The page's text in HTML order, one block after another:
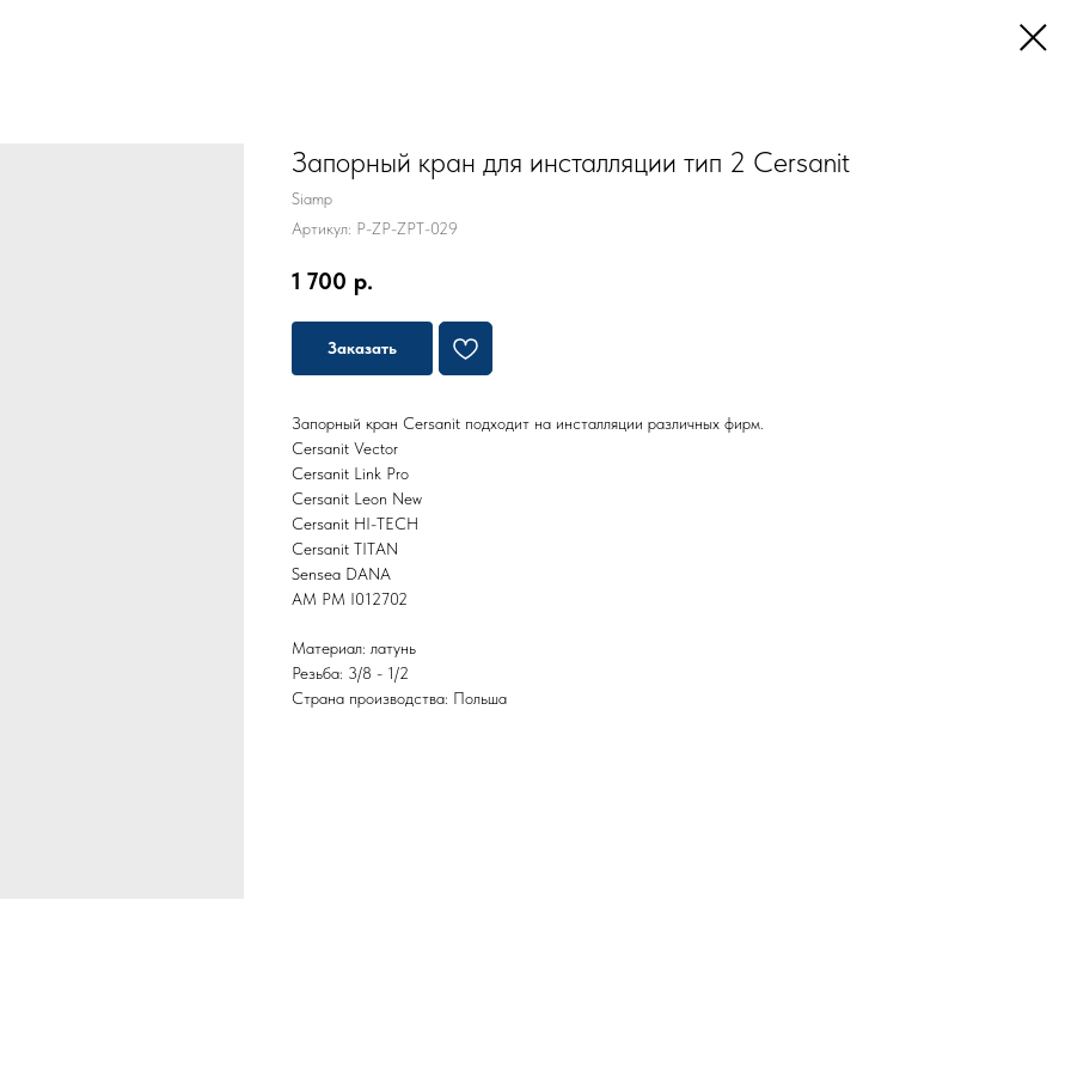
Запорный кран для инсталляции тип 2 Cersanit
Siamp
Артикул: P-ZP-ZPT-029
1 700 р.
Заказать
Запорный кран Cersanit подходит на инсталляции различных фирм.
Cersanit Vector
Cersanit Link Pro
Cersanit Leon New
Cersanit HI-TECH
Cersanit TITAN
Sensea DANA
AM PM I012702
Материал: латунь
Резьба: 3/8 - 1/2
Страна производства: Польша